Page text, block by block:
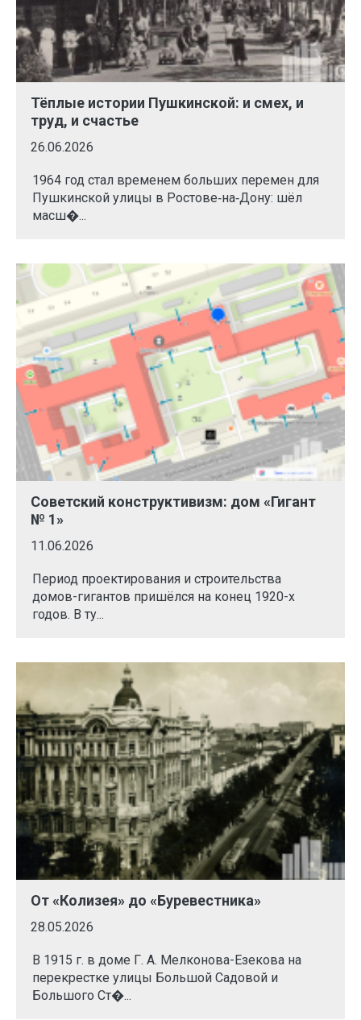
Тёплые истории Пушкинской: и смех, и
труд, и счастье
26.06.2026
1964 год стал временем больших перемен для
Пушкинской улицы в Ростове‑на‑Дону: шёл
масш�...
Советский конструктивизм: дом «Гигант
№ 1»
11.06.2026
Период проектирования и строительства
домов-гигантов пришёлся на конец 1920-х
годов. В ту...
От «Колизея» до «Буревестника»
28.05.2026
В 1915 г. в доме Г. А. Мелконова-Езекова на
перекрестке улицы Большой Садовой и
Большого Ст�...